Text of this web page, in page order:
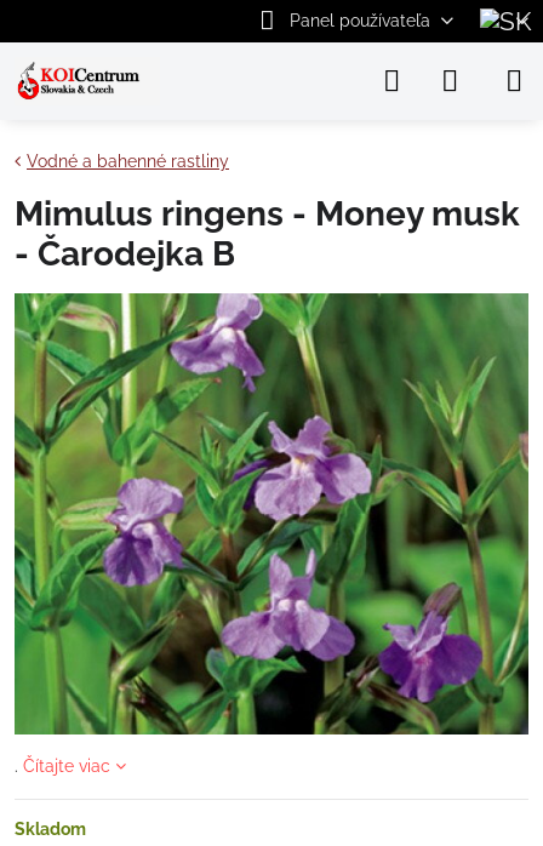
Panel používateľa
Vodné a bahenné rastliny
Mimulus ringens - Money musk
- Čarodejka B
. Čítajte viac
Skladom